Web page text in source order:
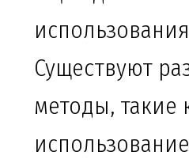
Существуют
методы, такие